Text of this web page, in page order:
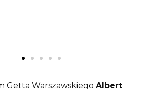
Getta Warszawskiego Albert